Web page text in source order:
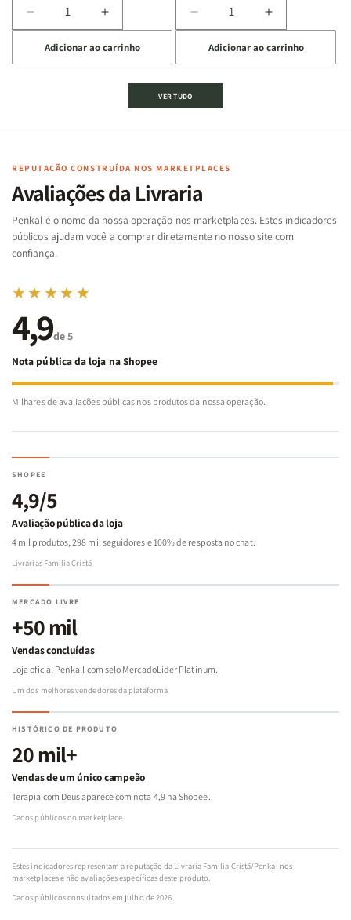
Diminuir
a
quantidade
de
Cartas
Famílias
Bíblia
-
Penkal
Aumentar
a
quantidade
de
Jogo
Cartas
Famílias
da
Bíblia
-
Penkal
Adicionar ao carrinho
Diminuir
a
quantidade
de
Jogo
|
de
Aumentar
a
quantidade
de
|
Adicionar ao carrinho
VER TUDO
REPUTAÇÃO CONSTRUÍDA NOS MARKETPLACES
Avaliações da Livraria
Penkal é o nome da nossa operação nos marketplaces. Estes indicadores
públicos ajudam você a comprar diretamente no nosso site com
confiança.
★★★★★
4,9de 5
Nota pública da loja na Shopee
Milhares de avaliações públicas nos produtos da nossa operação.
SHOPEE
4,9/5
Avaliação pública da loja
4 mil produtos, 298 mil seguidores e 100% de resposta no chat.
Livrarias Família Cristã
MERCADO LIVRE
+50 mil
Vendas concluídas
Loja oficial Penkall com selo MercadoLíder Platinum.
Um dos melhores vendedores da plataforma
HISTÓRICO DE PRODUTO
20 mil+
Vendas de um único campeão
Terapia com Deus aparece com nota 4,9 na Shopee.
Dados públicos do marketplace
Estes indicadores representam a reputação da Livraria Família Cristã/Penkal nos
marketplaces e não avaliações específicas deste produto.
Dados públicos consultados em julho de 2026.